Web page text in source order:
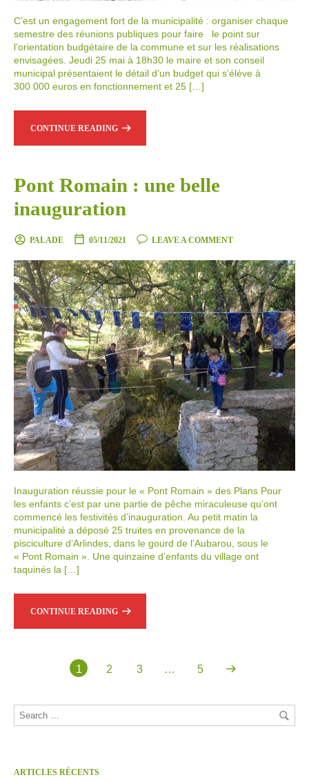
C’est un engagement fort de la municipalité : organiser chaque
semestre des réunions publiques pour faire le point sur
l’orientation budgétaire de la commune et sur les réalisations
envisagées. Jeudi 25 mai à 18h30 le maire et son conseil
municipal présentaient le détail d’un budget qui s’élève à
300 000 euros en fonctionnement et 25 […]
CONTINUE READING
Pont Romain : une belle
inauguration
PALADE 05/11/2021 LEAVE A COMMENT
Inauguration réussie pour le « Pont Romain » des Plans Pour
les enfants c’est par une partie de pêche miraculeuse qu’ont
commencé les festivités d’inauguration. Au petit matin la
municipalité a déposé 25 truites en provenance de la
pisciculture d’Arlindes, dans le gourd de l’Aubarou, sous le
« Pont Romain ». Une quinzaine d’enfants du village ont
taquinés la […]
CONTINUE READING
1 2 3 … 5
ARTICLES RÉCENTS